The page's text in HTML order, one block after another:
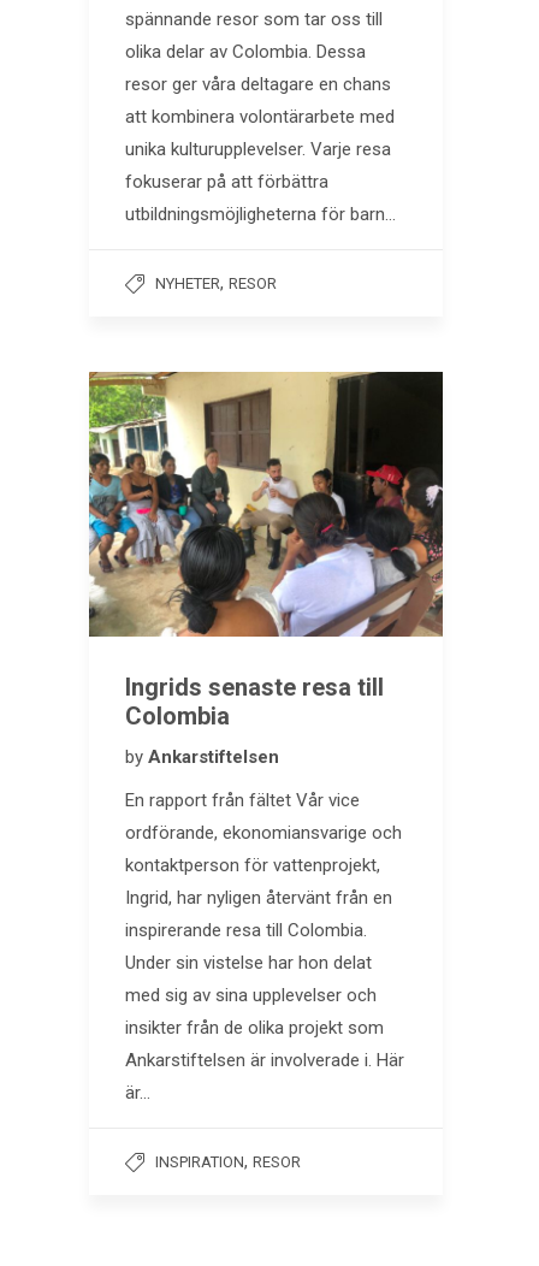
spännande resor som tar oss till
olika delar av Colombia. Dessa
resor ger våra deltagare en chans
att kombinera volontärarbete med
unika kulturupplevelser. Varje resa
fokuserar på att förbättra
utbildningsmöjligheterna för barn…
NYHETER, RESOR
Ingrids senaste resa till
Colombia
by Ankarstiftelsen
En rapport från fältet Vår vice
ordförande, ekonomiansvarige och
kontaktperson för vattenprojekt,
Ingrid, har nyligen återvänt från en
inspirerande resa till Colombia.
Under sin vistelse har hon delat
med sig av sina upplevelser och
insikter från de olika projekt som
Ankarstiftelsen är involverade i. Här
är…
INSPIRATION, RESOR